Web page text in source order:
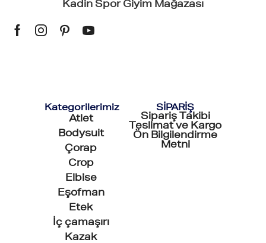
Kadin Spor Giyim Mağazası
Kategorilerimiz
Atlet
Bodysuit
Çorap
Crop
Elbise
Eşofman
Etek
İç çamaşırı
Kazak
SİPARİŞ
Sipariş Takibi
Teslimat ve Kargo
Ön Bilgilendirme
Metni